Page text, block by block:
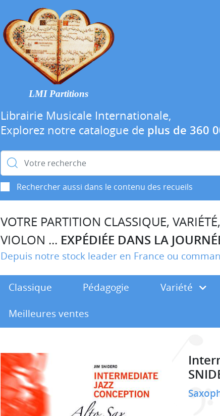
LMI Partitions
Librairie Musicale Internationale,
Explorez notre catalogue de plus de 360
Rechercher :
Rechercher aussi dans le contenu des recueils
VOTRE PARTITION CLASSIQUE,
VIOLON ... EXPÉDIÉE DANS LA
Depuis notre stock leader en France ou
Classique Pédagogie Variété
Meilleures ventes